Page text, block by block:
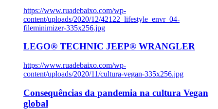
https://www.ruadebaixo.com/wp-
content/uploads/2020/12/42122_lifestyle_envr_04-
fileminimizer-335x256.jpg
LEGO® TECHNIC JEEP® WRANGLER
https://www.ruadebaixo.com/wp-
content/uploads/2020/11/cultura-vegan-335x256.jpg
Consequências da pandemia na cultura Vegan
global